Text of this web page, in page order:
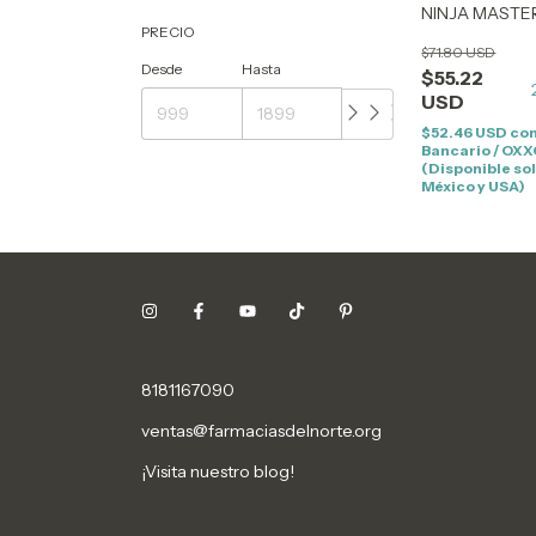
PRECIO
Desde Hasta
NINJA
$55.22
USD
$71.80 USD
$52.46 USD con
Bancario /
(Disponible
México y USA)
8181167090
ventas@farmaciasdelnorte.org
¡Visita nuestro blog!